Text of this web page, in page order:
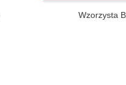
Wzorzysta